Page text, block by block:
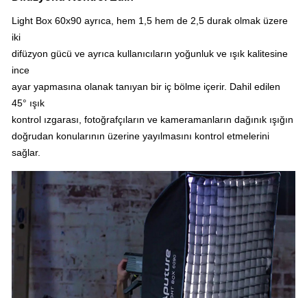
Light Box 60x90 ayrıca, hem 1,5 hem de 2,5 durak olmak üzere
iki
difüzyon gücü ve ayrıca kullanıcıların yoğunluk ve ışık kalitesine
ince
ayar yapmasına olanak tanıyan bir iç bölme içerir. Dahil edilen
45° ışık
kontrol ızgarası, fotoğrafçıların ve kameramanların dağınık ışığın
doğrudan konularının üzerine yayılmasını kontrol etmelerini
sağlar.